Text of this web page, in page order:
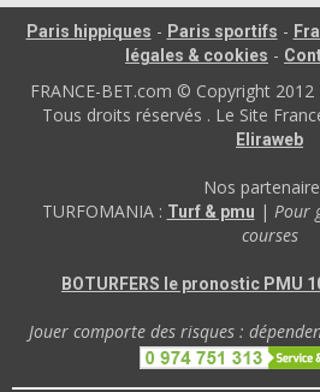
Paris hippiques - Paris sportifs -
légales & cookies -
FRANCE-BET.com © Copyright
Tous droits réservés . Le Site
Eliraweb
Nos
TURFOMANIA : Turf & pmu | Pour
courses
BOTURFERS le pronostic PMU
Jouer comporte des risques :